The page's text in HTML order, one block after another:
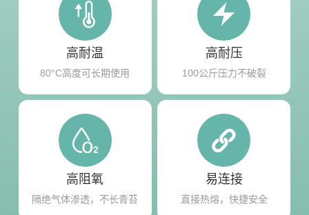
高耐温
80°C高度可长期使用
高耐压
100公斤压力不破裂
高阻氧
隔绝气体渗透，不长青苔
易连接
直接热熔，快捷安全